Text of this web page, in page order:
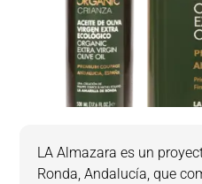
LA Almazara es un
Ronda, Andalucía, que